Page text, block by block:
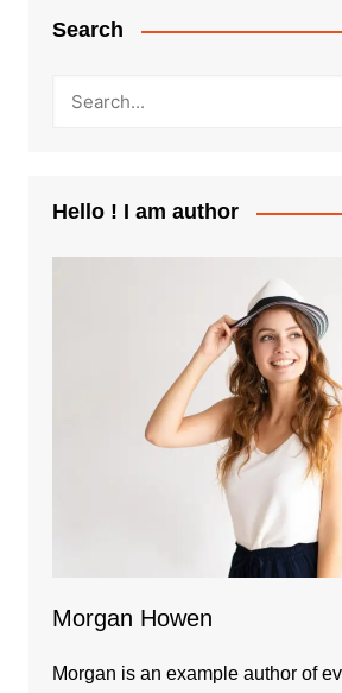
Search
Hello ! I am author
Morgan Howen
Morgan is an example author of